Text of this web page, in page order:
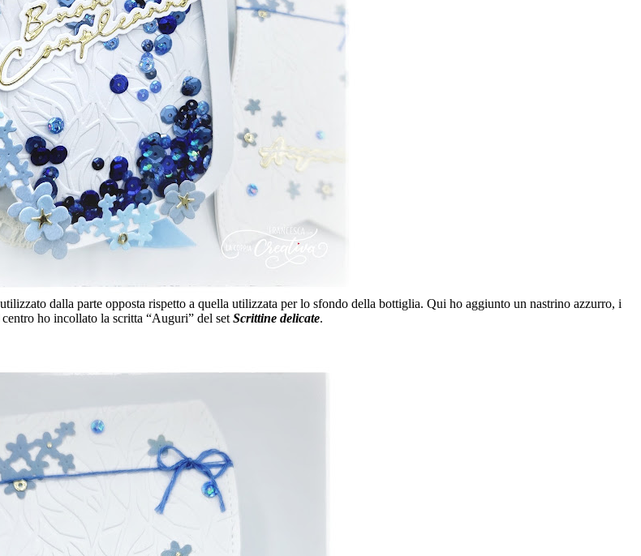
dalla parte opposta rispetto a quella utilizzata per lo sfondo della bottiglia. Qui ho aggiunto un nastrino azzurro, i
ho incollato la scritta “Auguri” del set Scrittine delicate.